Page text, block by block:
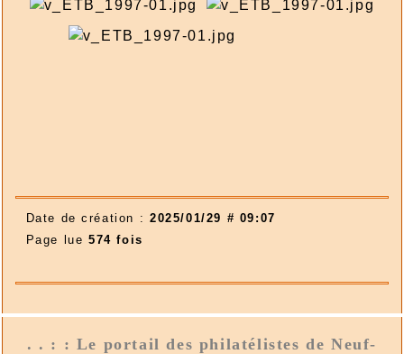
Date de création : 2025/01/29 # 09:07
Page lue 574 fois
. . : : Le portail des philatélistes de Neuf-